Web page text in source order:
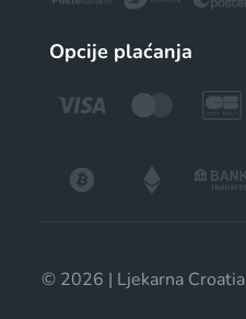
Opcije plaćanja
© 2026 | Ljekarna Croatia